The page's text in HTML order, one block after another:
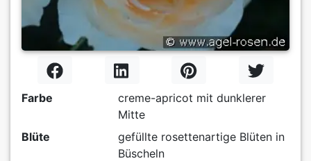
Farbe
creme-apricot mit dunklerer
Mitte
Blüte
gefüllte rosettenartige Blüten in
Büscheln